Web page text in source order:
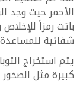
الأحمر حيث وجد
باتت رمزاً
شفائية
يتم استخراج
كبيرة مثل